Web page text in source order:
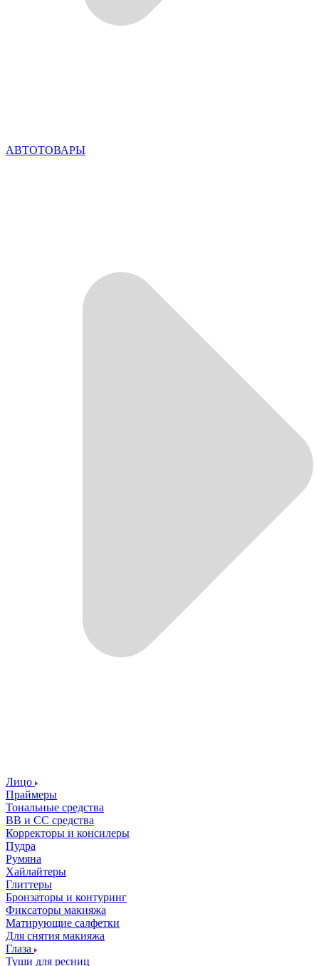
АВТОТОВАРЫ
Лицо
Праймеры
Тональные средства
ВВ и СС средства
Корректоры и консилеры
Пудра
Румяна
Хайлайтеры
Глиттеры
Бронзаторы и контуринг
Фиксаторы макияжа
Матирующие салфетки
Для снятия макияжа
Глаза
Туши для ресниц